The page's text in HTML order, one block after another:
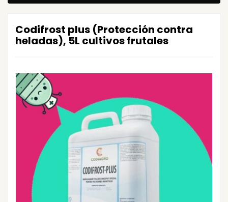
Codifrost plus (Protección contra
heladas), 5L cultivos frutales